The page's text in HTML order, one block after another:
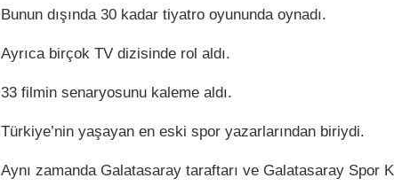
Bunun dışında 30 kadar tiyatro oyununda oynadı.
Ayrıca birçok TV dizisinde rol aldı.
33 filmin senaryosunu kaleme aldı.
Türkiye’nin yaşayan en eski spor yazarlarından biriydi.
Aynı zamanda Galatasaray taraftarı ve Galatasaray Spor